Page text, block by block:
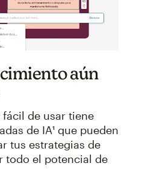
aún
de usar tiene
de IA¹ que pueden
tus estrategias de
todo el potencial de